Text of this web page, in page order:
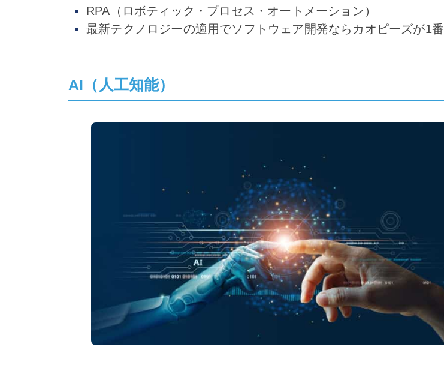
RPA（ロボティック・プロセス・オートメーション）
最新テクノロジーの適用でソフトウェア開発ならカオピーズが1番
AI（人工知能）